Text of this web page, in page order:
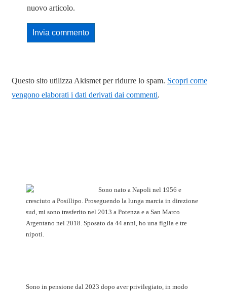
nuovo articolo.
Questo sito utilizza Akismet per ridurre lo spam. Scopri come
vengono elaborati i dati derivati dai commenti.
Sono nato a Napoli nel 1956 e
cresciuto a Posillipo. Proseguendo la lunga marcia in direzione
sud, mi sono trasferito nel 2013 a Potenza e a San Marco
Argentano nel 2018. Sposato da 44 anni, ho una figlia e tre
nipoti.
Sono in pensione dal 2023 dopo aver privilegiato, in modo